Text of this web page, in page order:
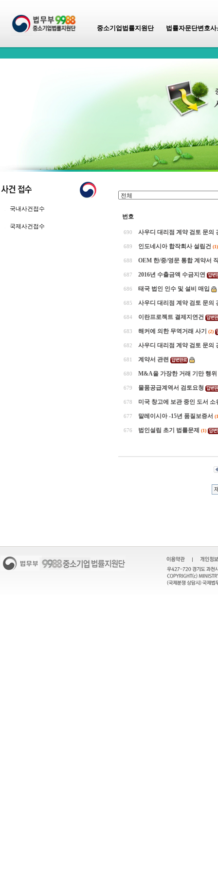
중소기업법률지원단 법률자문단변호사
국내사건접수
국제사건접수
번호
690 사우디 대리점 계약 검토 문의
689 인도네시아 합작회사 설립건 (1)
688 OEM 한/중/영문 통합 계약서
687 2016년 수출금액 수금지연
686 태국 법인 인수 및 설비 매입
685 사우디 대리점 계약 검토 문의
684 이란프로젝트 결제지연건
683 해커에 의한 무역거래 사기 (2)
682 사우디 대리점 계약 검토 문의
681 계약서 관련
680 M&A을 가장한 거래 기만 행위
679 물품공급계역서 검토요청
678 미국 창고에 보관 중인 도서 소
677 말레이시아 -15년 품질보증서
676 법인설립 초기 법률문제 (1)